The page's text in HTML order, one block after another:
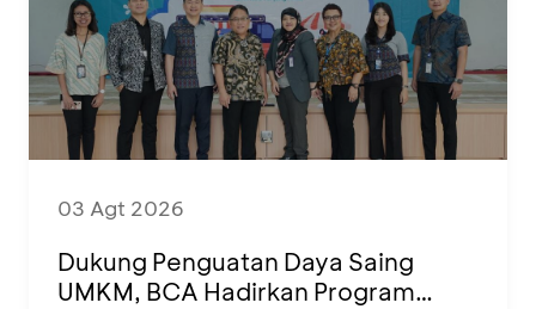
03 Agt 2026
Dukung Penguatan Daya Saing
UMKM, BCA Hadirkan Program